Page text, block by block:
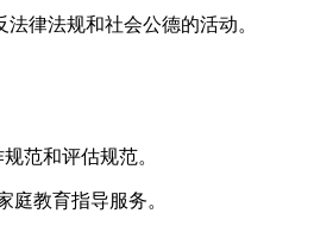
律法规和社会公德的活动。
范和评估规范。
教育指导服务。